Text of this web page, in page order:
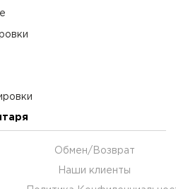
Обмен/Возврат
Наши клиенты